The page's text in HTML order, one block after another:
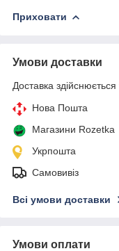
Приховати
Умови доставки
Доставка здійснюється
Нова Пошта
Магазини Rozetka
Укрпошта
Самовивіз
Всі умови доставки
Умови оплати